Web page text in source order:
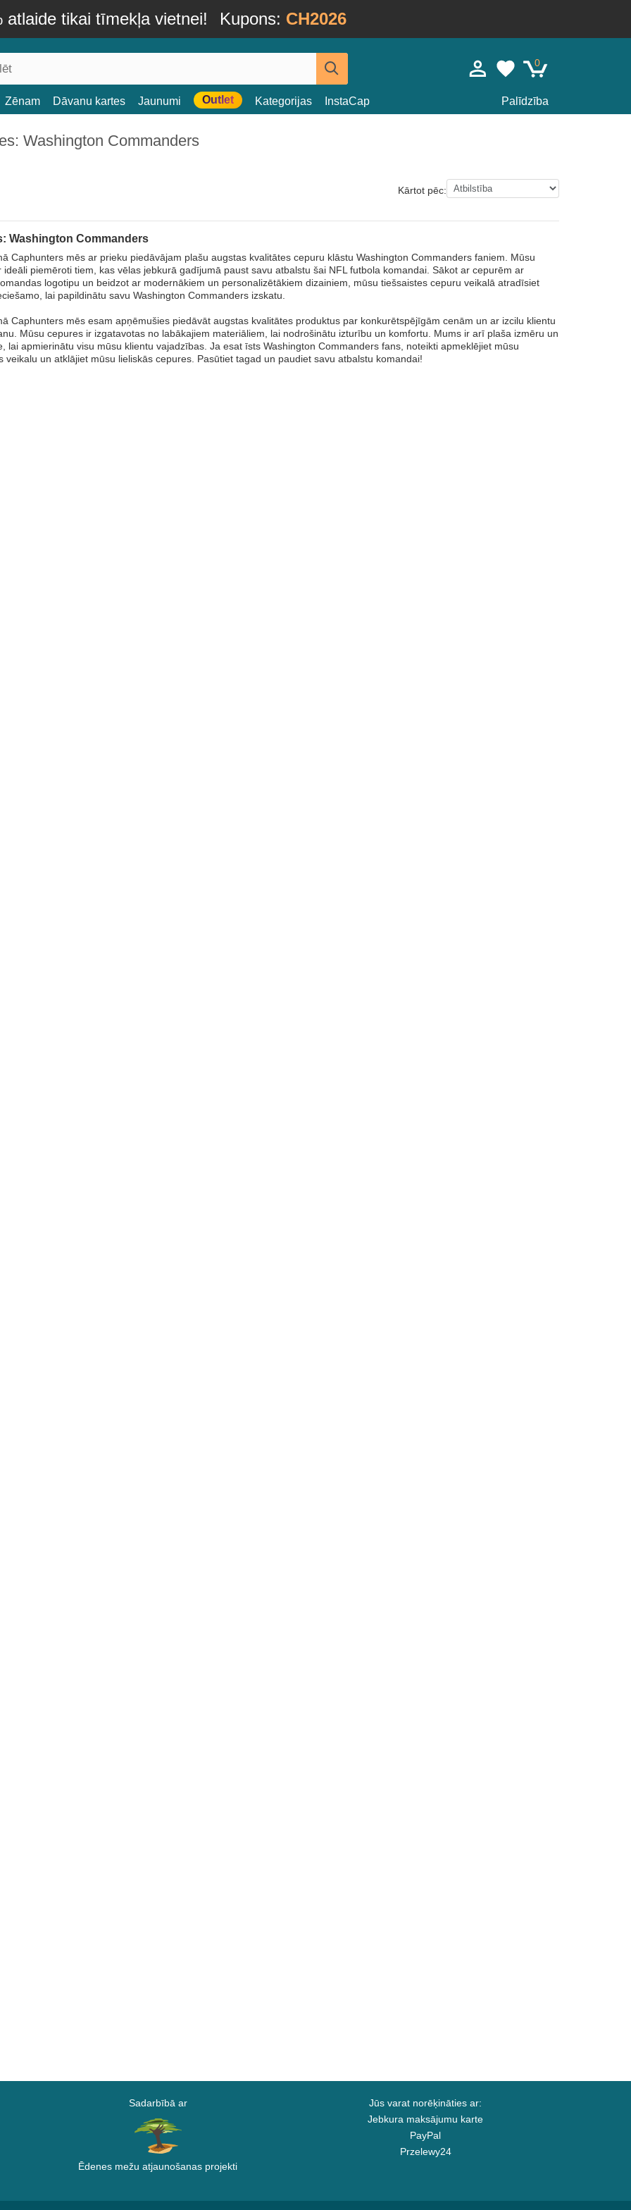
atlaide tikai tīmekļa vietnei! Kupons: CH2026
0
Zēnam Dāvanu kartes Jaunumi Outlet Kategorijas InstaCap Palīdzība
Washington Commanders
Kārtot pēc:
Washington Commanders
Caphunters mēs ar prieku piedāvājam plašu augstas kvalitātes cepuru klāstu Washington Commanders faniem. Mūsu
ideāli piemēroti tiem, kas vēlas jebkurā gadījumā paust savu atbalstu šai NFL futbola komandai. Sākot ar cepurēm ar
logotipu un beidzot ar modernākiem un personalizētākiem dizainiem, mūsu tiešsaistes cepuru veikalā atradīsiet
lai papildinātu savu Washington Commanders izskatu.
Caphunters mēs esam apņēmušies piedāvāt augstas kvalitātes produktus par konkurētspējīgām cenām un ar izcilu klientu
Mūsu cepures ir izgatavotas no labākajiem materiāliem, lai nodrošinātu izturību un komfortu. Mums ir arī plaša izmēru un
lai apmierinātu visu mūsu klientu vajadzības. Ja esat īsts Washington Commanders fans, noteikti apmeklējiet mūsu
veikalu un atklājiet mūsu lieliskās cepures. Pasūtiet tagad un paudiet savu atbalstu komandai!
Sadarbībā ar
Ēdenes mežu atjaunošanas projekti
Jūs varat norēķināties ar:
Jebkura maksājumu karte
PayPal
Przelewy24